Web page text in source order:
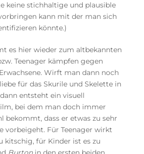
keine stichhaltige und plausible
kann mit der man sich
könnte.)
es hier wieder zum altbekannten
Teenager kämpfen gegen
Wirft man dann noch
für das Skurile und Skelette in
entsteht ein visuell
bei dem man doch immer
bekommt, dass er etwas zu sehr
vorbeigeht. Für Teenager wirkt
kitschig, für Kinder ist es zu